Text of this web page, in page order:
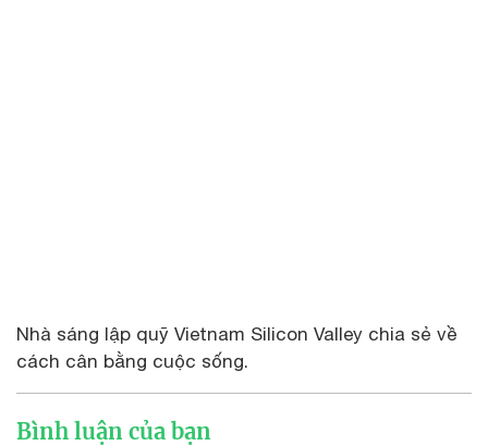
Nhà sáng lập quỹ Vietnam Silicon Valley chia sẻ về
cách cân bằng cuộc sống.
Bình luận của bạn